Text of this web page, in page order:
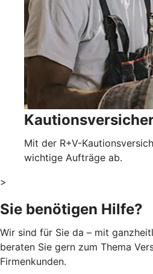
Mit der R+V-
wichtige Aufträge ab.
>
Sie benötigen Hilfe?
Wir sind für Sie da – mit
beraten Sie gern zum Thema
Firmenkunden.